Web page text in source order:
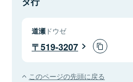
道瀬 ドウゼ
519-3207
このページの先頭に戻る